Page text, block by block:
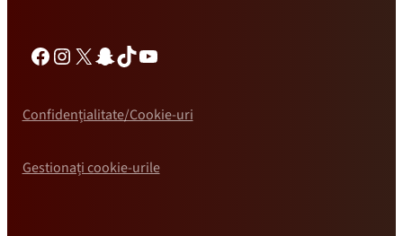
Confidențialitate/Cookie-uri
Gestionați cookie-urile
Facebook
Instagram
X Snapchat
TikTokYouTube